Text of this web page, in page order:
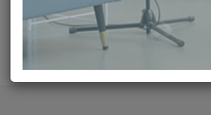
SISTEMA